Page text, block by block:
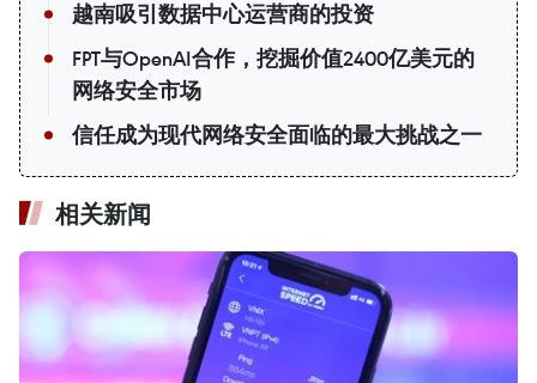
越南吸引数据中心运营商的投资
FPT与OpenAI合作，挖掘价值2400亿美元的
网络安全市场
信任成为现代网络安全面临的最大挑战之一
相关新闻